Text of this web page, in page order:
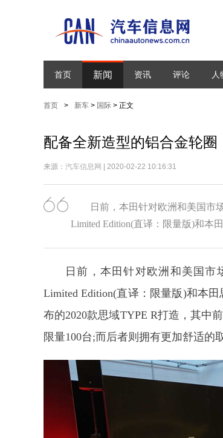
首页 新闻 资讯 评论 人
首页 > 新车 > 国际 > 正文
配备全新造型的铝合金轮
来源： 汽车信息网 | 2020-02-22 10:16:31
日前，本田针对欧洲和美国市
Limited Edition(直译：限量版)和本
日前，本田针对欧洲和美国市
Limited Edition(直译：限量版)和本
布的2020款思域TYPE R打造，其中
限量100台;而后者则拥有更加舒适的